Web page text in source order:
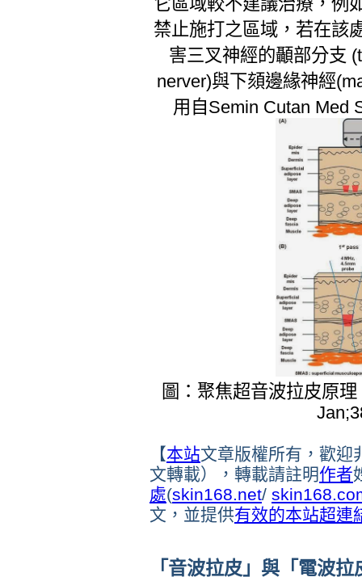
禁止施打之區域，若在該
害三叉神經的顳部分支
nerver)與下頦邊緣神經
用自Semin Cutan Med
圖：聚焦超音波拉皮原
【本站文章版權所有，歡迎
文轉載），轉載請註明作者
處(skin168.net/
文，並提供有效的本站超連
「音波拉皮」與「電波